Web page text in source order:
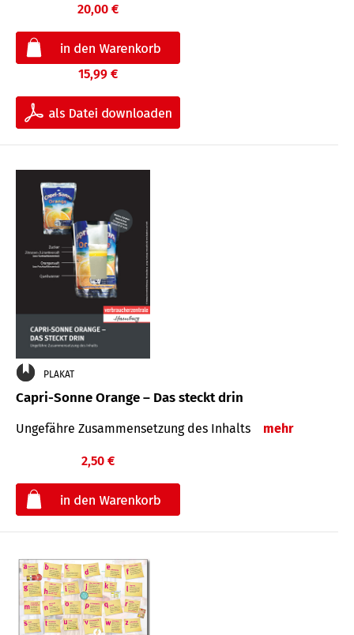
20,00 €
15,99 €
PLAKAT
Capri-Sonne Orange – Das steckt drin
Ungefähre Zu­sammen­setzung des Inhalts mehr
2,50 €